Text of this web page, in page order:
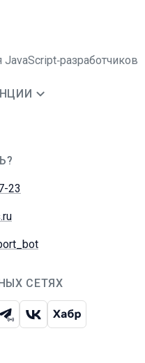
23
СЕТЯХ
чат
Телеграм-канал
ВКонтакте
Хабр